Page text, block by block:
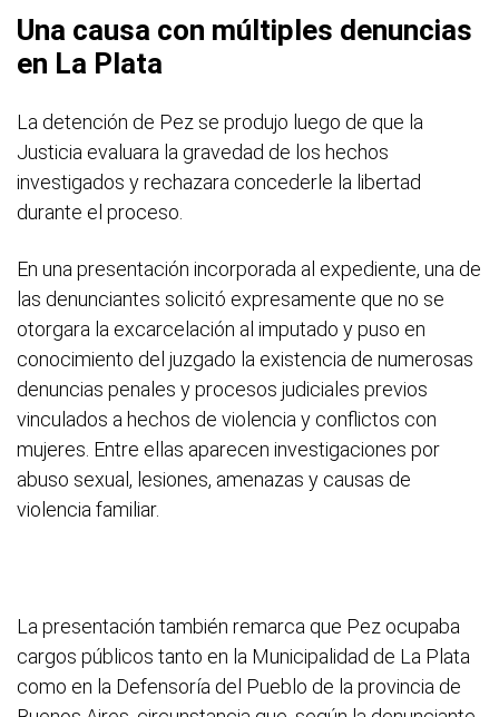
Una causa con múltiples denuncias
en La Plata
La detención de Pez se produjo luego de que la
Justicia evaluara la gravedad de los hechos
investigados y rechazara concederle la libertad
durante el proceso.
En una presentación incorporada al expediente, una de
las denunciantes solicitó expresamente que no se
otorgara la excarcelación al imputado y puso en
conocimiento del juzgado la existencia de numerosas
denuncias penales y procesos judiciales previos
vinculados a hechos de violencia y conflictos con
mujeres. Entre ellas aparecen investigaciones por
abuso sexual, lesiones, amenazas y causas de
violencia familiar.
La presentación también remarca que Pez ocupaba
cargos públicos tanto en la Municipalidad de La Plata
como en la Defensoría del Pueblo de la provincia de